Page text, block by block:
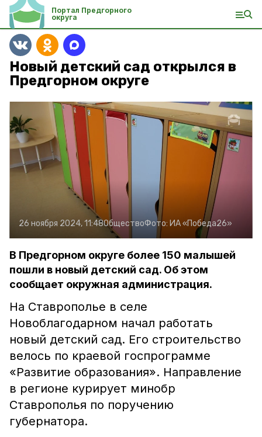
Портал Предгорного
округа
Новый детский сад открылся в
Предгорном округе
26 ноября 2024, 11:48ОбществоФото: ИА «Победа26»
В Предгорном округе более 150 малышей
пошли в новый детский сад. Об этом
сообщает окружная администрация.
На Ставрополье в селе
Новоблагодарном начал работать
новый детский сад. Его строительство
велось по краевой госпрограмме
«Развитие образования». Направление
в регионе курирует минобр
Ставрополья по поручению
губернатора.